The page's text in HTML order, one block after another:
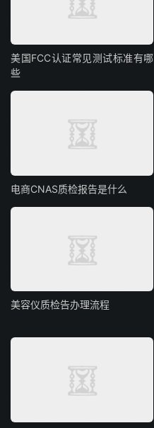
美国FCC认证常见测试标准有哪
些
电商CNAS质检报告是什么
美容仪质检告办理流程